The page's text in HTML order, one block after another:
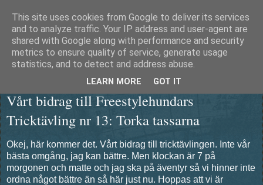
Äventyrshunden Diesel
Vårt bidrag till Freestylehundars
Tricktävling nr 13: Torka tassarna
Okej, här kommer det. Vårt bidrag till tricktävlingen. Inte vår
bästa omgång, jag kan bättre. Men klockan är 7 på
morgonen och matte och jag ska på äventyr så vi hinner inte
ordna något bättre än så här just nu. Hoppas att vi är
This site uses cookies from Google to deliver its services
and to analyze traffic. Your IP address and user-agent are
shared with Google along with performance and security
metrics to ensure quality of service, generate usage
statistics, and to detect and address abuse.
LEARN MORE GOT IT